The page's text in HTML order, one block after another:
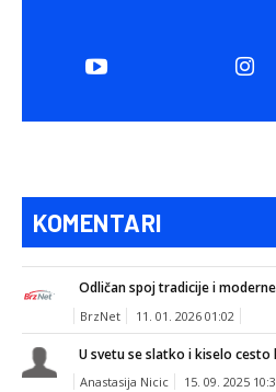
KOMENTARI
Odličan spoj tradicije i
BrzNet 11. 01. 2026 01:02
U svetu se slatko i kiselo cesto
Anastasija Nicic 15. 09. 2025